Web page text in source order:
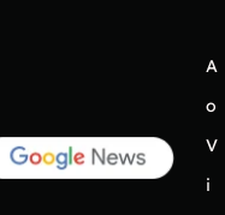
A
o
V
i